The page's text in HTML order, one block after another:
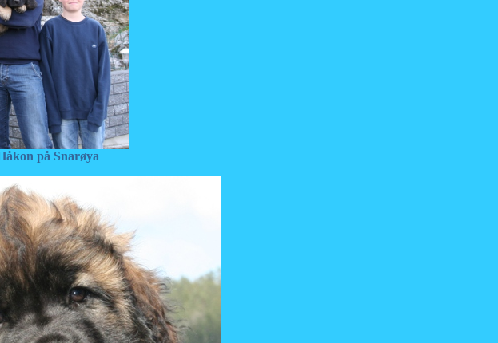
på Snarøya